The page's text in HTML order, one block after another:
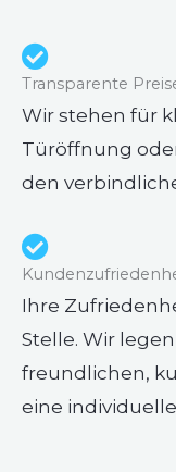
Transparente
Wir stehen für
Türöffnung
den
Ihre
Stelle. Wir
freundlichen,
eine